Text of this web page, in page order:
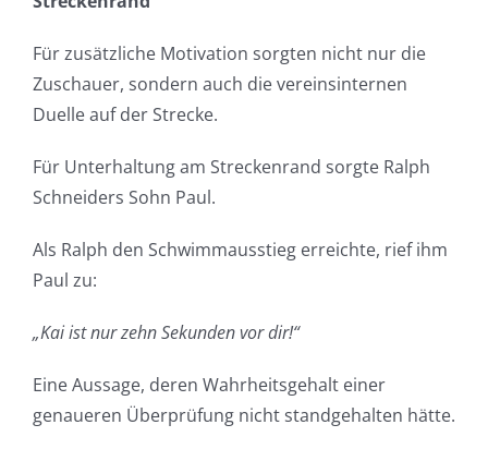
Für zusätzliche Motivation sorgten nicht nur die
Zuschauer, sondern auch die vereinsinternen
Duelle auf der Strecke.
Für Unterhaltung am Streckenrand sorgte Ralph
Schneiders Sohn Paul.
Als Ralph den Schwimmausstieg erreichte, rief ihm
Paul zu:
„Kai ist nur zehn Sekunden vor dir!“
Eine Aussage, deren Wahrheitsgehalt einer
genaueren Überprüfung nicht standgehalten hätte.